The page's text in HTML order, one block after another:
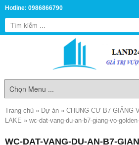
Hotline: 0986866790
Trang chủ » Dự án » CHUNG CƯ B7 GIẢNG
LAKE » wc-dat-vang-du-an-b7-giang-vo-
WC-DAT-VANG-DU-AN-B7-